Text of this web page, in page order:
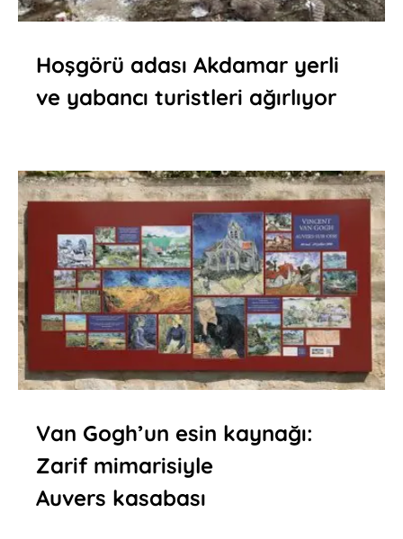
Hoşgörü adası Akdamar yerli
ve yabancı turistleri ağırlıyor
Van Gogh’un esin kaynağı:
Zarif mimarisiyle
Auvers kasabası